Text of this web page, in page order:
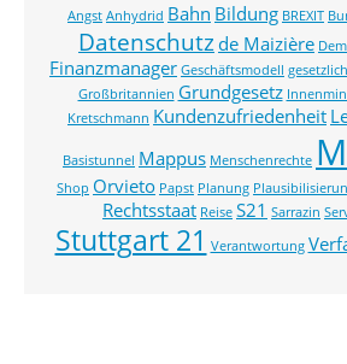
Angst Anhydrid Bahn Bildung BREXIT
Datenschutzde Maizière
Finanzmanager Geschäftsmodell
Großbritannien Grundgesetz
Kretschmann Kundenzufriedenheit
Basistunnel Mappus Menschenrechte
Shop Orvieto Papst Planung
Rechtsstaat Reise S21 Sarrazin
Stuttgart 21 Verantwortung